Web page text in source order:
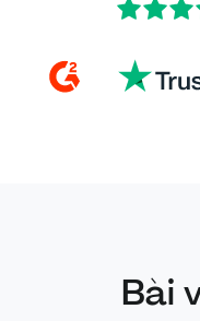
Bài